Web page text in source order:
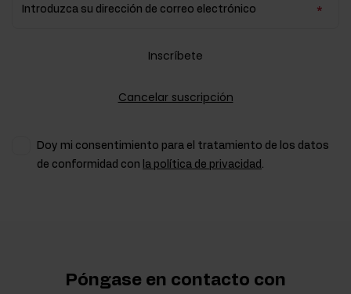
Introduzca su dirección de correo electrónico
Inscríbete
Cancelar suscripción
Doy mi consentimiento para el tratamiento de los datos
de conformidad con la política de privacidad .
Póngase en contacto con